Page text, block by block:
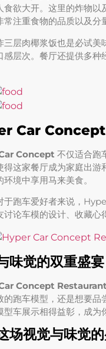
食欲大开。这里的炸物
常注重食物的品质以及分
三层肉椰浆饭也是必试
感层次。餐厅还提供多
Car Concept
Concept 不仅适合跑
得这家餐厅成为家庭出游
环境中享用马来美食。
于跑车爱好者来说，
讨论车模的设计、收藏心
味觉的双重盛宴
Concept Restaurant
的跑车模型，还是想要
型车展示相得益彰，成为
场视觉与味觉的